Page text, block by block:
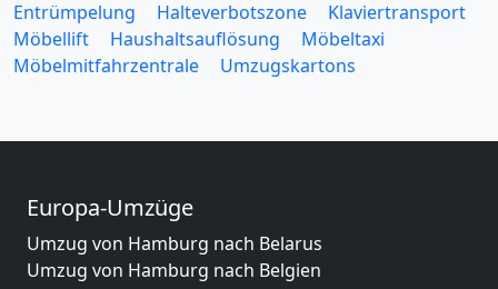
Entrümpelung
Halteverbotszone
Klaviertransport
Möbellift
Haushaltsauflösung
Möbeltaxi
Möbelmitfahrzentrale
Umzugskartons
Europa-Umzüge
Umzug von Hamburg nach Belarus
Umzug von Hamburg nach Belgien